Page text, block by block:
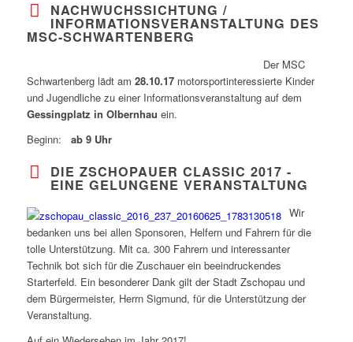
NACHWUCHSSICHTUNG /
INFORMATIONSVERANSTALTUNG DES
MSC-SCHWARTENBERG
Der MSC
Schwartenberg lädt am 28.10.17motorsportinteressierte Kinder
und Jugendliche zu einer Informationsveranstaltung auf dem
Gessingplatz in Olbernhau ein.
Beginn: ab 9 Uhr
DIE ZSCHOPAUER CLASSIC 2017 -
EINE GELUNGENE VERANSTALTUNG
Wir
bedanken uns bei allen Sponsoren, Helfern und Fahrern für die
tolle Unterstützung. Mit ca. 300 Fahrern und interessanter
Technik bot sich für die Zuschauer ein beeindruckendes
Starterfeld. Ein besonderer Dank gilt der Stadt Zschopau und
dem Bürgermeister, Herrn Sigmund, für die Unterstützung der
Veranstaltung.